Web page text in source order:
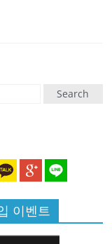
Search
이벤트